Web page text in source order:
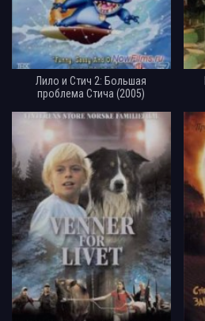
Лило и Стич 2: Большая
проблема Стича (2005)